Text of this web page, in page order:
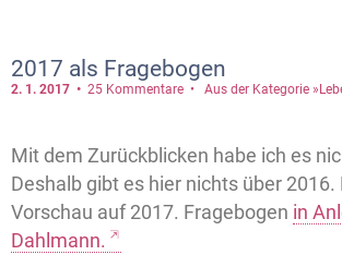
2017 als Fragebogen
2. 1. 2017 25 Kommentare Aus der Kategorie
Mit dem Zurückblicken habe ich es
Deshalb gibt es hier nichts über 2016.
Vorschau auf 2017. Fragebogen in
Dahlmann.